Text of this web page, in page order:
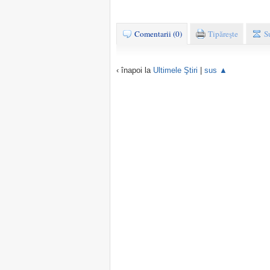
Comentarii (0) Tipăreşte
‹ înapoi la Ultimele Ştiri sus ▲